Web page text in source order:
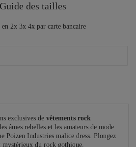
Guide des tailles
exclusives de vêtements rock
âmes rebelles et les amateurs de mode
Poizen Industries malice dress. Plongez
mystérieux du rock gothique.